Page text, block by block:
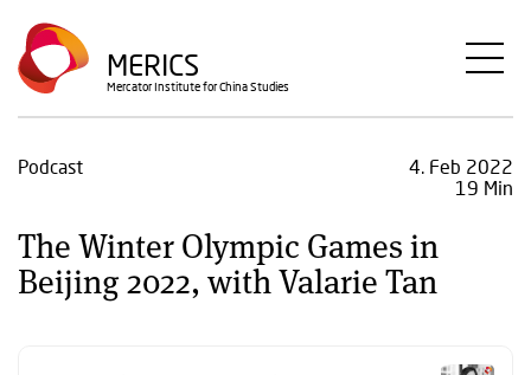
Direkt
zum
Inhalt
MERICS
Mercator Institute for China Studies
Podcast
4. Feb 2022
19 Min
The Winter Olympic Games in
Beijing 2022, with Valarie Tan